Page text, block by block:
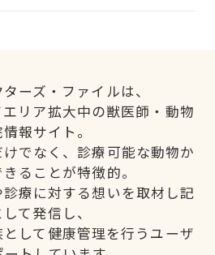
ーズ・ファイルは、
リア拡大中の獣医師・動物
報サイト。
でなく、診療可能な動物か
ることが特徴的。
療に対する想いを取材し記
て発信し、
して健康管理を行うユーザ